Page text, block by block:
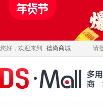
您好，欢迎来到 德尚商城 请